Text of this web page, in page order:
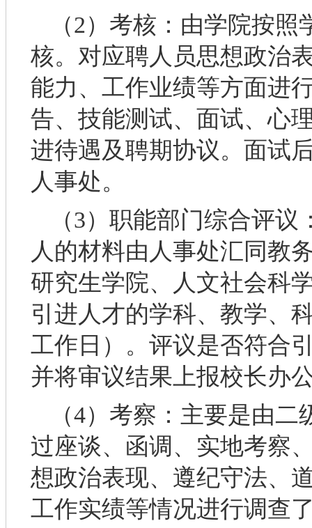
（2）考核：由学院按
核。对应聘人员思想政治
能力、工作业绩等方面进
告、技能测试、面试、心
进待遇及聘期协议。面试
人事处。
（3）职能部门综合评
人的材料由人事处汇同教
研究生学院、人文社会科
引进人才的学科、教学、
工作日）。评议是否符合
并将审议结果上报校长办
（4）考察：主要是由
过座谈、函调、实地考察
想政治表现、遵纪守法、
工作实绩等情况进行调查